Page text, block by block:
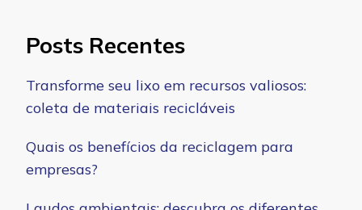
Posts Recentes
Transforme seu lixo em recursos valiosos:
coleta de materiais recicláveis
Quais os benefícios da reciclagem para
empresas?